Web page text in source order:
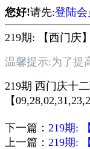
您好!请先:登陆会
219期: 【西门庆
温馨提示:为了提
219期 西门庆十
【
下一篇： 219期:
上一篇： 219期: